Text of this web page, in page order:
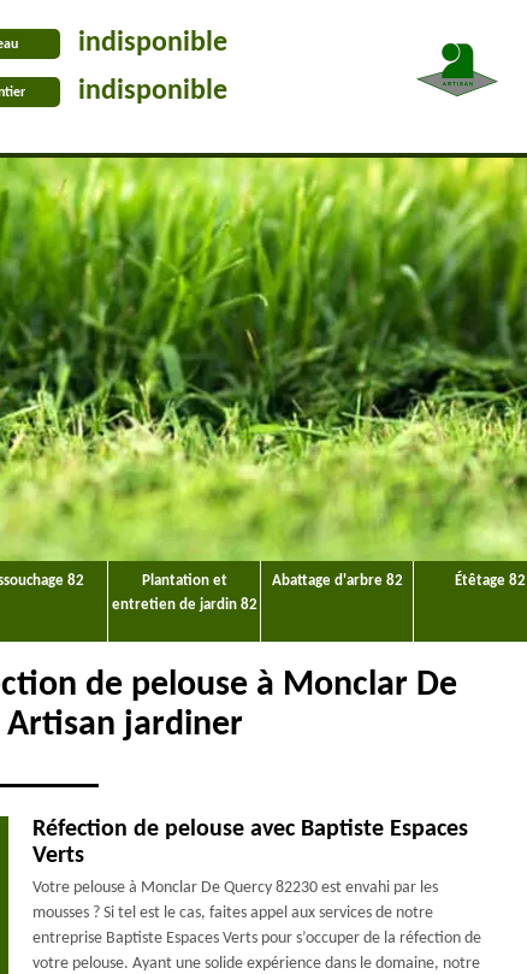
indisponible
indisponible
82
Plantation et
entretien de jardin 82
Abattage d'arbre 82 Étêtage 82
de pelouse à Monclar De
Artisan jardiner
Réfection de pelouse avec Baptiste Espaces
Verts
Votre pelouse à Monclar De Quercy 82230 est envahi par les
mousses ? Si tel est le cas, faites appel aux services de notre
entreprise Baptiste Espaces Verts pour s’occuper de la réfection de
votre pelouse. Ayant une solide expérience dans le domaine, notre